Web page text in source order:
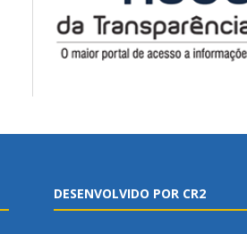
DESENVOLVIDO POR CR2